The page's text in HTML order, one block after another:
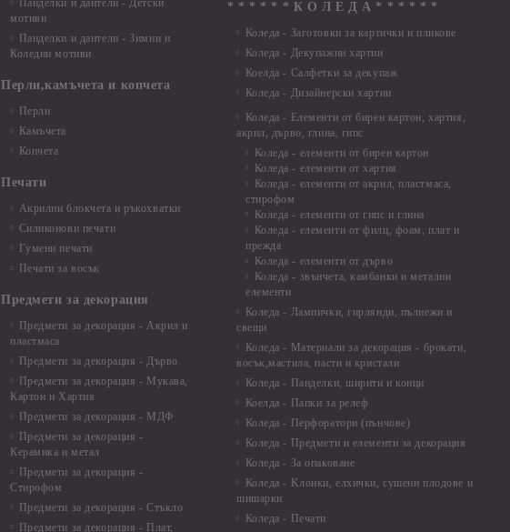
Панделки и дантели - Детски
мотиви
Панделки и дантели - Зимни и
Коледни мотиви
Перли,камъчета и копчета
Перли
Камъчета
Копчета
Печати
Акрилни блокчета и ръкохватки
Силиконови печати
Гумени печати
Печати за восък
Предмети за декорация
Предмети за декорация - Акрил и
пластмаса
Предмети за декорация - Дърво
Предмети за декорация - Мукава,
Картон и Хартия
Предмети за декорация - МДФ
Предмети за декорация -
Керамика и метал
Предмети за декорация -
Стирофом
Предмети за декорация - Стъкло
Предмети за декорация - Плат,
* * * * * * К О Л Е Д А * * * * * *
Коледа - Заготовки за картички и пликове
Коледа - Декупажни хартии
Коелда - Салфетки за декупаж
Коледа - Дизайнерски хартии
Коледа - Eлементи от бирен картон, хартия,
акрил, дърво, глина, гипс
Коледа - елементи от бирен картон
Коледа - елементи от хартия
Коледа - елементи от акрил, пластмаса,
стирофом
Коледа - елементи от гипс и глина
Коледа - елементи от филц, фоам, плат и
прежда
Коледа - елементи от дърво
Коледа - звънчета, камбанки и метални
елементи
Коледа - Лампички, гирлянди, пълнежи и
свещи
Коледа - Материали за декорация - брокати,
восък,мастила, пасти и кристали
Коледа - Панделки, ширити и конци
Коелда - Папки за релеф
Коледа - Перфоратори (пънчове)
Коледа - Предмети и елементи за декорация
Коледа - За опаковане
Коледа - Kлонки, елхички, сушени плодове и
шишарки
Коледа - Печати